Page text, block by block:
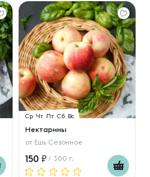
Ср Чт Пт Сб Вс
Нектарины
от Ешь Сезонное
150 / 300 г.